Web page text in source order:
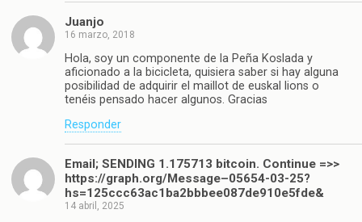
Juanjo
16 marzo, 2018
Hola, soy un componente de la Peña Koslada y
aficionado a la bicicleta, quisiera saber si hay alguna
posibilidad de adquirir el maillot de euskal lions o
tenéis pensado hacer algunos. Gracias
Responder
Email; SENDING 1.175713 bitcoin. Continue =>>
https://graph.org/Message–05654-03-25?
hs=125ccc63ac1ba2bbbee087de910e5fde&
14 abril, 2025